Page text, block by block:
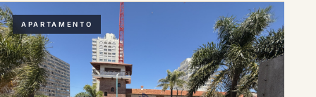
APARTAMENTO